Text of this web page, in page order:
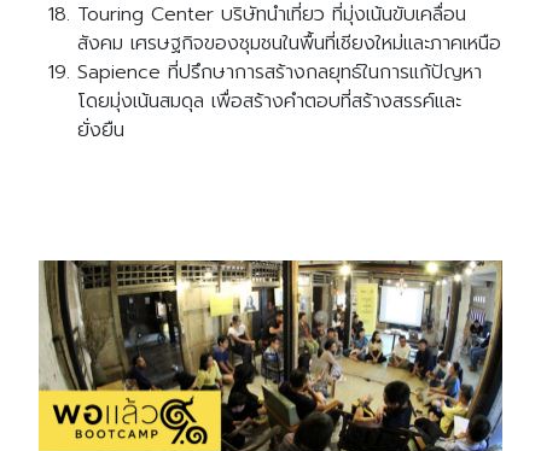
Touring Center บริษัทนำเที่ยว ที่มุ่งเน้นขับเคลื่อน
สังคม เศรษฐกิจของชุมชนในพื้นที่เชียงใหม่และภาคเหนือ
Sapience ที่ปรึกษาการสร้างกลยุทธ์ในการแก้ปัญหา
โดยมุ่งเน้นสมดุล เพื่อสร้างคำตอบที่สร้างสรรค์และ
ยั่งยืน